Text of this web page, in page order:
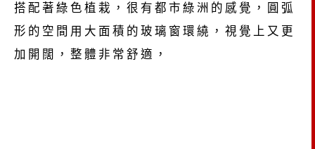
搭配著綠色植栽，很有都市綠洲的感覺，圓弧
形的空間用大面積的玻璃窗環繞，視覺上又更
加開闊，整體非常舒適，